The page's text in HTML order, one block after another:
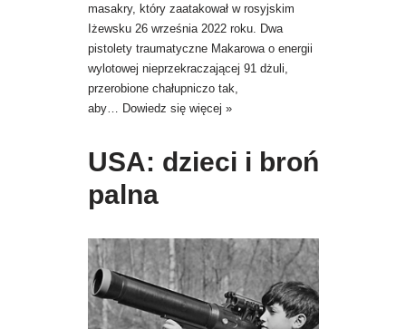
masakry, który zaatakował w rosyjskim
Iżewsku 26 września 2022 roku. Dwa
pistolety traumatyczne Makarowa o energii
wylotowej nieprzekraczającej 91 dżuli,
przerobione chałupniczo tak,
aby…
Dowiedz się więcej »
USA: dzieci i broń
palna